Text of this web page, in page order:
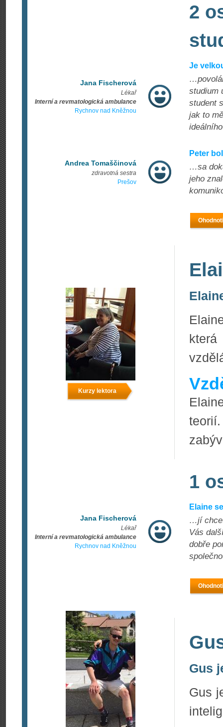
2
Jana Fischerová
Lékař
Interní a revmatologická ambulance
Rychnov nad Kněžnou
Je
studium
student
jak to
Andrea Tomaščinová
zdravotná sestra
Prešov
Peter
…sa
jeho
Kurzy lektora
1
Jana Fischerová
Lékař
Interní a revmatologická ambulance
Rychnov nad Kněžnou
Elaine
…jí
Vás
dobře
Gus
Gus